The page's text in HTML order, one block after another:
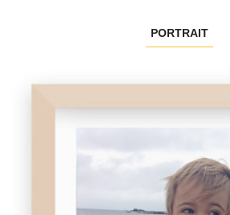
PORTRAIT